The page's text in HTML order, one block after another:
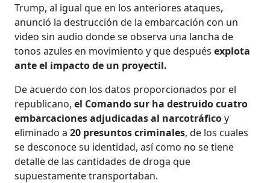
Trump, al igual que en los anteriores ataques,
anunció la destrucción de la embarcación con un
video sin audio donde se observa una lancha de
tonos azules en movimiento y que después explota
ante el impacto de un proyectil.
De acuerdo con los datos proporcionados por el
republicano,el Comando sur ha destruido cuatro
embarcaciones adjudicadas al narcotráficoy
eliminado a20 presuntos criminales, de los cuales
se desconoce su identidad, así como no se tiene
detalle de las cantidades de droga que
supuestamente transportaban.